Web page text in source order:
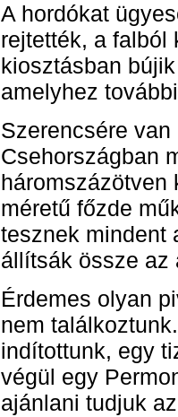
A hordókat
rejtették, a falból
kiosztásban
amelyhez
Szerencsére
Csehországban
háromszázötven
méretű főzde
tesznek mindent
állítsák össze az
Érdemes olyan
nem
indítottunk, egy
végül egy
ajánlani tudjuk